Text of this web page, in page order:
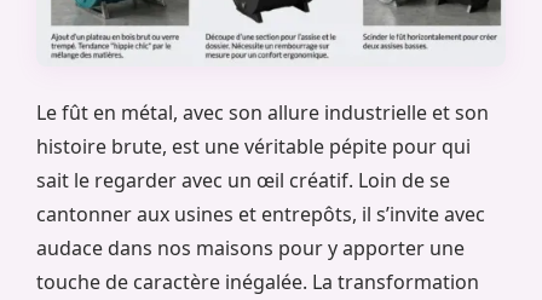
Le fût en métal, avec son allure industrielle et son
histoire brute, est une véritable pépite pour qui
sait le regarder avec un œil créatif. Loin de se
cantonner aux usines et entrepôts, il s’invite avec
audace dans nos maisons pour y apporter une
touche de caractère inégalée. La transformation